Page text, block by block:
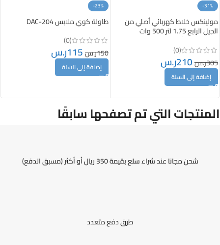
-31%
مولينكس خلاط كهربائي أصلي من
الجيل الرابع 1.75 لتر 500 وات
(0)
305ر.س210ر.س
إضافة إلى السلة
-23%
طاولة كوي ملابس DAC-204
(0)
150ر.س115ر.س
إضافة إلى السلة
المنتجات التي تم تصفحها سابقًا
شحن مجانا عند شراء سلع بقيمة 350 ريال أو أكثر (مسبق الدفع)
طرق دفع متعدد